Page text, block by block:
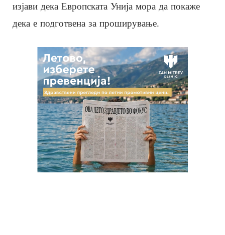
изјави дека Европската Унија мора да покаже
дека е подготвена за проширување.